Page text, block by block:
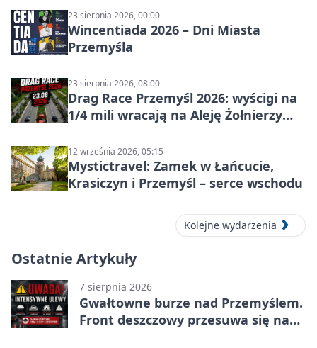
23 sierpnia 2026, 00:00
Wincentiada 2026 – Dni Miasta
Przemyśla
23 sierpnia 2026, 08:00
Drag Race Przemyśl 2026: wyścigi na
1/4 mili wracają na Aleję Żołnierzy
12 września 2026, 05:15
Mystictravel: Zamek w Łańcucie,
Krasiczyn i Przemyśl – serce wschodu
Kolejne wydarzenia
Ostatnie Artykuły
7 sierpnia 2026
Gwałtowne burze nad Przemyślem.
Front deszczowy przesuwa się na